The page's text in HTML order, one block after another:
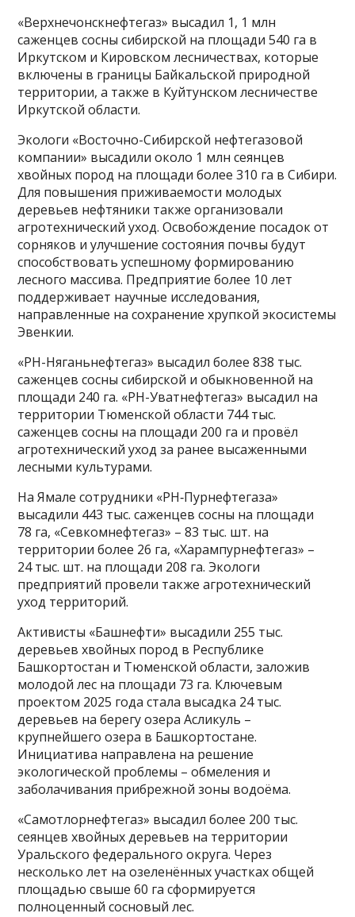
«Верхнечонскнефтегаз» высадил 1, 1 млн
саженцев сосны сибирской на площади 540 га в
Иркутском и Кировском лесничествах, которые
включены в границы Байкальской природной
территории, а также в Куйтунском лесничестве
Иркутской области.
Экологи «Восточно-Сибирской нефтегазовой
компании» высадили около 1 млн сеянцев
хвойных пород на площади более 310 га в Сибири.
Для повышения приживаемости молодых
деревьев нефтяники также организовали
агротехнический уход. Освобождение посадок от
сорняков и улучшение состояния почвы будут
способствовать успешному формированию
лесного массива. Предприятие более 10 лет
поддерживает научные исследования,
направленные на сохранение хрупкой экосистемы
Эвенкии.
«РН-Няганьнефтегаз» высадил более 838 тыс.
саженцев сосны сибирской и обыкновенной на
площади 240 га. «РН-Уватнефтегаз» высадил на
территории Тюменской области 744 тыс.
саженцев сосны на площади 200 га и провёл
агротехнический уход за ранее высаженными
лесными культурами.
На Ямале сотрудники «РН‑Пурнефтегаза»
высадили 443 тыс. саженцев сосны на площади
78 га, «Севкомнефтегаз» – 83 тыс. шт. на
территории более 26 га, «Харампурнефтегаз» –
24 тыс. шт. на площади 208 га. Экологи
предприятий провели также агротехнический
уход территорий.
Активисты «Башнефти» высадили 255 тыс.
деревьев хвойных пород в Республике
Башкортостан и Тюменской области, заложив
молодой лес на площади 73 га. Ключевым
проектом 2025 года стала высадка 24 тыс.
деревьев на берегу озера Асликуль –
крупнейшего озера в Башкортостане.
Инициатива направлена на решение
экологической проблемы – обмеления и
заболачивания прибрежной зоны водоёма.
«Самотлорнефтегаз» высадил более 200 тыс.
сеянцев хвойных деревьев на территории
Уральского федерального округа. Через
несколько лет на озеленённых участках общей
площадью свыше 60 га сформируется
полноценный сосновый лес.